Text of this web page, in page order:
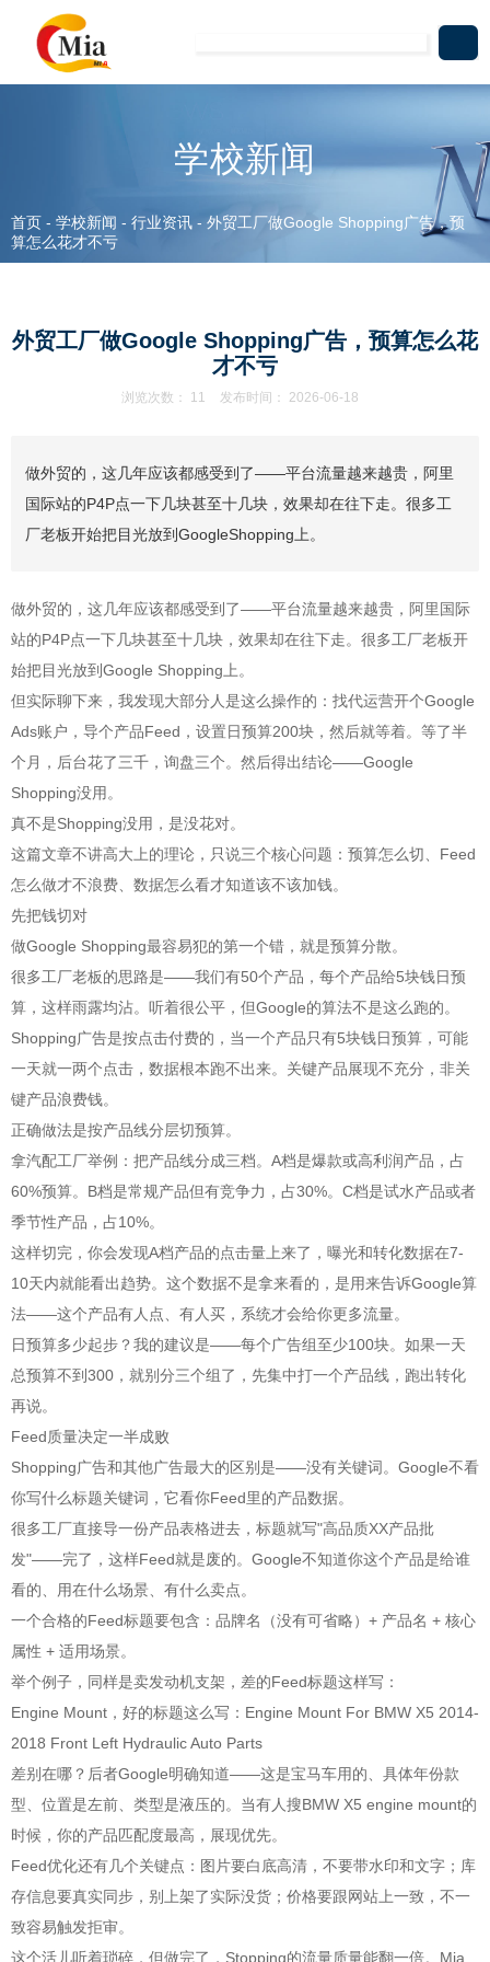
学校新闻
首页 - 学校新闻 - 行业资讯 - 外贸工厂做Google Shopping广告，预
算怎么花才不亏
外贸工厂做Google Shopping广告，预算怎么花
才不亏
浏览次数： 11 发布时间： 2026-06-18
做外贸的，这几年应该都感受到了——平台流量越来越贵，阿里
国际站的P4P点一下几块甚至十几块，效果却在往下走。很多工
厂老板开始把目光放到GoogleShopping上。
做外贸的，这几年应该都感受到了——平台流量越来越贵，阿里国际
站的P4P点一下几块甚至十几块，效果却在往下走。很多工厂老板开
始把目光放到Google Shopping上。
但实际聊下来，我发现大部分人是这么操作的：找代运营开个Google
Ads账户，导个产品Feed，设置日预算200块，然后就等着。等了半
个月，后台花了三千，询盘三个。然后得出结论——Google
Shopping没用。
真不是Shopping没用，是没花对。
这篇文章不讲高大上的理论，只说三个核心问题：预算怎么切、Feed
怎么做才不浪费、数据怎么看才知道该不该加钱。
先把钱切对
做Google Shopping最容易犯的第一个错，就是预算分散。
很多工厂老板的思路是——我们有50个产品，每个产品给5块钱日预
算，这样雨露均沾。听着很公平，但Google的算法不是这么跑的。
Shopping广告是按点击付费的，当一个产品只有5块钱日预算，可能
一天就一两个点击，数据根本跑不出来。关键产品展现不充分，非关
键产品浪费钱。
正确做法是按产品线分层切预算。
拿汽配工厂举例：把产品线分成三档。A档是爆款或高利润产品，占
60%预算。B档是常规产品但有竞争力，占30%。C档是试水产品或者
季节性产品，占10%。
这样切完，你会发现A档产品的点击量上来了，曝光和转化数据在7-
10天内就能看出趋势。这个数据不是拿来看的，是用来告诉Google算
法——这个产品有人点、有人买，系统才会给你更多流量。
日预算多少起步？我的建议是——每个广告组至少100块。如果一天
总预算不到300，就别分三个组了，先集中打一个产品线，跑出转化
再说。
Feed质量决定一半成败
Shopping广告和其他广告最大的区别是——没有关键词。Google不看
你写什么标题关键词，它看你Feed里的产品数据。
很多工厂直接导一份产品表格进去，标题就写"高品质XX产品批
发"——完了，这样Feed就是废的。Google不知道你这个产品是给谁
看的、用在什么场景、有什么卖点。
一个合格的Feed标题要包含：品牌名（没有可省略）+ 产品名 + 核心
属性 + 适用场景。
举个例子，同样是卖发动机支架，差的Feed标题这样写：
Engine Mount，好的标题这么写：Engine Mount For BMW X5 2014-
2018 Front Left Hydraulic Auto Parts
差别在哪？后者Google明确知道——这是宝马车用的、具体年份款
型、位置是左前、类型是液压的。当有人搜BMW X5 engine mount的
时候，你的产品匹配度最高，展现优先。
Feed优化还有几个关键点：图片要白底高清，不要带水印和文字；库
存信息要真实同步，别上架了实际没货；价格要跟网站上一致，不一
致容易触发拒审。
这个活儿听着琐碎，但做完了，Stopping的流量质量能翻一倍。Mia